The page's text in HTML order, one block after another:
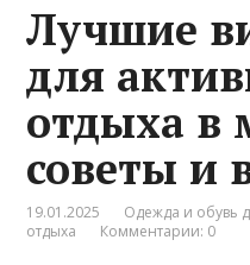
Лучшие
для
отдыха в
советы и
19.01.2025
Одежда и обувь
отдыха
Комментарии: 0